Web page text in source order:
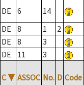
DE
6 14
DE
8 1 2
DE
8 3
DE
11 3
C ▼ ASSOC No. D Code